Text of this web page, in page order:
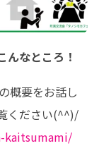
なところ！
概要をお話し
kaitsumami/